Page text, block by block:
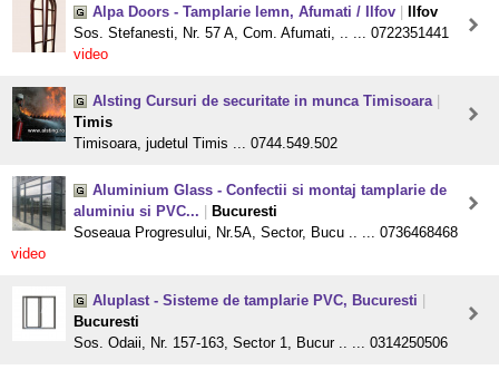
Alpa Doors - Tamplarie lemn, Afumati / Ilfov
Ilfov
Sos. Stefanesti, Nr. 57 A, Com. Afumati, .. ... 0722351441
video
Alsting Cursuri de securitate in munca Timisoara
Timis
Timisoara, judetul Timis ... 0744.549.502
Aluminium Glass - Confectii si montaj tamplarie de
aluminiu si PVC...
Bucuresti
Soseaua Progresului, Nr.5A, Sector, Bucu .. ... 0736468468
video
Aluplast - Sisteme de tamplarie PVC, Bucuresti
Bucuresti
Sos. Odaii, Nr. 157-163, Sector 1, Bucur .. ... 0314250506